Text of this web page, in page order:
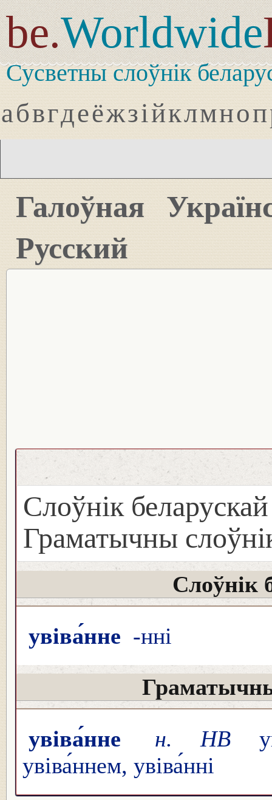
be.Worldwide
Сусветны слоўнік
абвгдеёжзійклмноп
Галоўная
Русский
Слоўнік
Граматычны
Слоўнік
увіва́нне -нні
увіва́нне н. НВ
увіва́ннем, увіва́нні